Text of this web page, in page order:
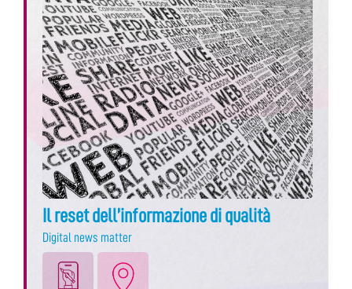
Il reset dell’informazione di qualità
Digital news matter